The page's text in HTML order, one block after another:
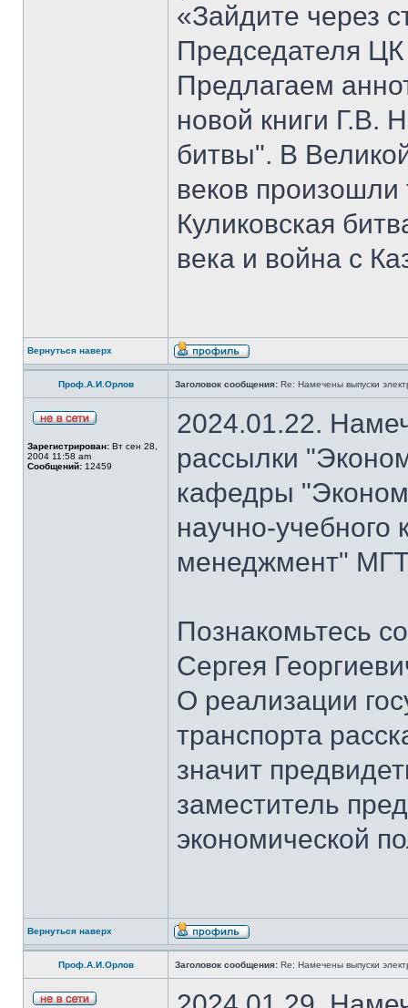
«Зайдите через
Председателя
Предлагаем
новой книги Г.В.
битвы". В
веков
Куликовская
века и война с
Вернуться наверх
Проф.А.И.Орлов Заголовок сообщения: Re: Намечены выпуски
Зарегистрирован: Вт сен 28,
2004 11:58 am
Сообщений: 12459
2024.01.22.
рассылки
кафедры
научно-
менеджмент"
Познакомьтесь
Сергея
О реализации
транспорта
значит
заместитель
экономической
Вернуться наверх
Проф.А.И.Орлов Заголовок сообщения: Re: Намечены выпуски